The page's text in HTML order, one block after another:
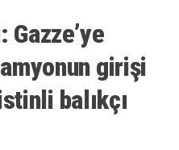
Gazze’ye
girişi
balıkçı